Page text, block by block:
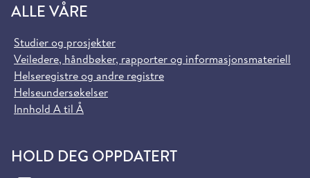
ALLE VÅRE
Studier og prosjekter
Veiledere, håndbøker, rapporter og informasjonsmateriell
Helseregistre og andre registre
Helseundersøkelser
Innhold A til Å
HOLD DEG OPPDATERT